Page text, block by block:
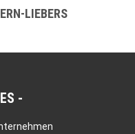
LIEBERS